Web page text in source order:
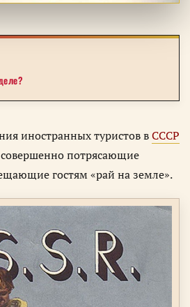
иностранных туристов вСССР
совершенно потрясающие
гостям «рай на земле».